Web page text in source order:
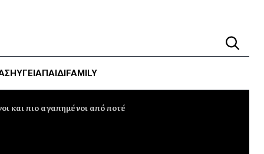
ΥΓΕΊΑΠΑΙΔΙFAMILY
και πιο αγαπημένοι από ποτέ